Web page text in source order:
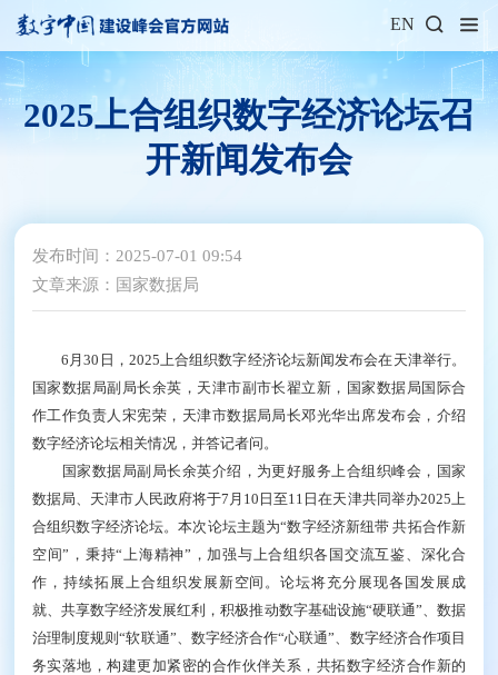
EN
2025上合组织数字经济论坛召
开新闻发布会
发布时间：2025-07-01 09:54
文章来源：国家数据局
6月30日，2025上合组织数字经济论坛新闻发布会在天津举行。
国家数据局副局长余英，天津市副市长翟立新，国家数据局国际合
作工作负责人宋宪荣，天津市数据局局长邓光华出席发布会，介绍
数字经济论坛相关情况，并答记者问。
国家数据局副局长余英介绍，为更好服务上合组织峰会，国家
数据局、天津市人民政府将于7月10日至11日在天津共同举办2025上
合组织数字经济论坛。本次论坛主题为“数字经济新纽带 共拓合作新
空间”，秉持“上海精神”，加强与上合组织各国交流互鉴、深化合
作，持续拓展上合组织发展新空间。论坛将充分展现各国发展成
就、共享数字经济发展红利，积极推动数字基础设施“硬联通”、数据
治理制度规则“软联通”、数字经济合作“心联通”、数字经济合作项目
务实落地，构建更加紧密的合作伙伴关系，共拓数字经济合作新的